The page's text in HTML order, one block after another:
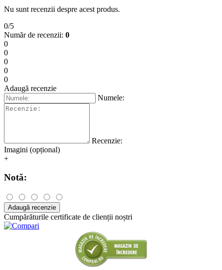
Recenziicoș de 7g | Aram
Căutați recenzii despre produs coș de 7g | Aram?
La noi acest produs are deocamdată 0 din 5 stele de la 0 utilizatori.
Mai jos veți găsi recenzii și experiențe de la utilizatori reali ai
produsului coș de 7g | Aram.
209,00 lei
Fără TVA: 172,73 lei
Nu mai este disponibil
Produse asemănătoare
Nu sunt recenzii despre acest produs.
Număr de recenzii:
0
0
0
0
Adaugă recenzie
Numele: